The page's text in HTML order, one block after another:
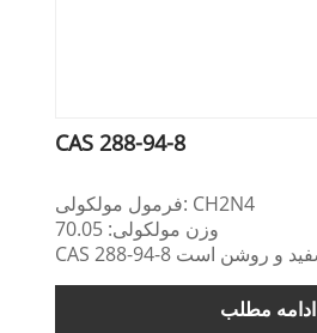
CAS 288-94-8
فرمول مولکولی: CH2N4
وزن مولکولی: 70.05
ادامه مطلب